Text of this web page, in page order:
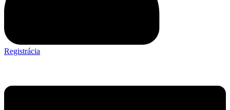
Registrácia